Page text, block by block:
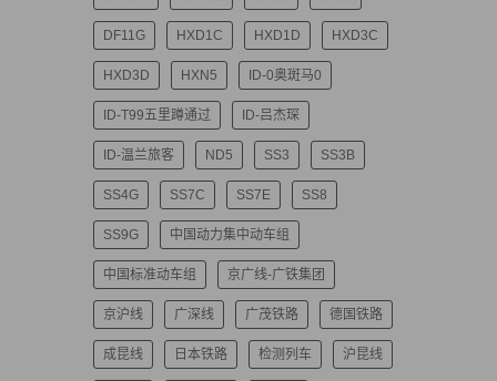
DF11G HXD1C HXD1D HXD3C
HXD3D HXN5 ID-0奥斑马0
ID-T99五里蹲通过 ID-吕杰琛
ID-温兰旅客 ND5 SS3 SS3B
SS4G SS7C SS7E SS8
SS9G 中国动力集中动车组
中国标准动车组 京广线-广铁集团
京沪线 广深线 广茂铁路 德国铁路
成昆线 日本铁路 检测列车 沪昆线